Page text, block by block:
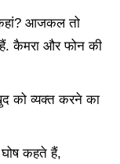
आजकल तो
हैं. कैमरा और फोन की
को व्यक्त करने का
घोष कहते हैं,